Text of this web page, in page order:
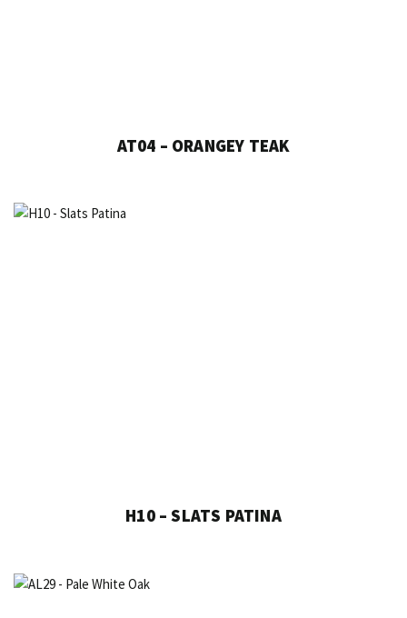
AT04 – ORANGEY TEAK
H10 – SLATS PATINA